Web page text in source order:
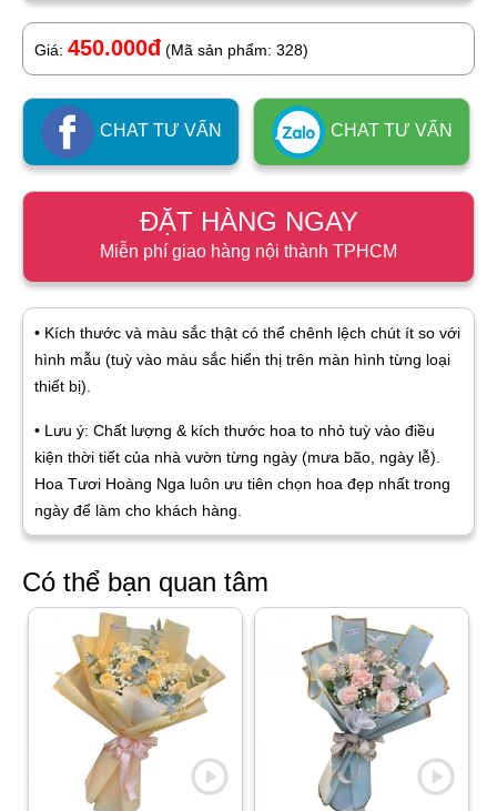
Giá: 450.000đ (Mã sản phẩm: 328)
CHAT TƯ VẤN CHAT TƯ VẤN
ĐẶT HÀNG NGAY
Miễn phí giao hàng nội thành TPHCM
• Kích thước và màu sắc thật có thể chênh lệch chút ít so với
hình mẫu (tuỳ vào màu sắc hiển thị trên màn hình từng loại
thiết bị).
• Lưu ý: Chất lượng & kích thước hoa to nhỏ tuỳ vào điều
kiện thời tiết của nhà vườn từng ngày (mưa bão, ngày lễ).
Hoa Tươi Hoàng Nga luôn ưu tiên chọn hoa đẹp nhất trong
ngày để làm cho khách hàng.
Có thể bạn quan tâm